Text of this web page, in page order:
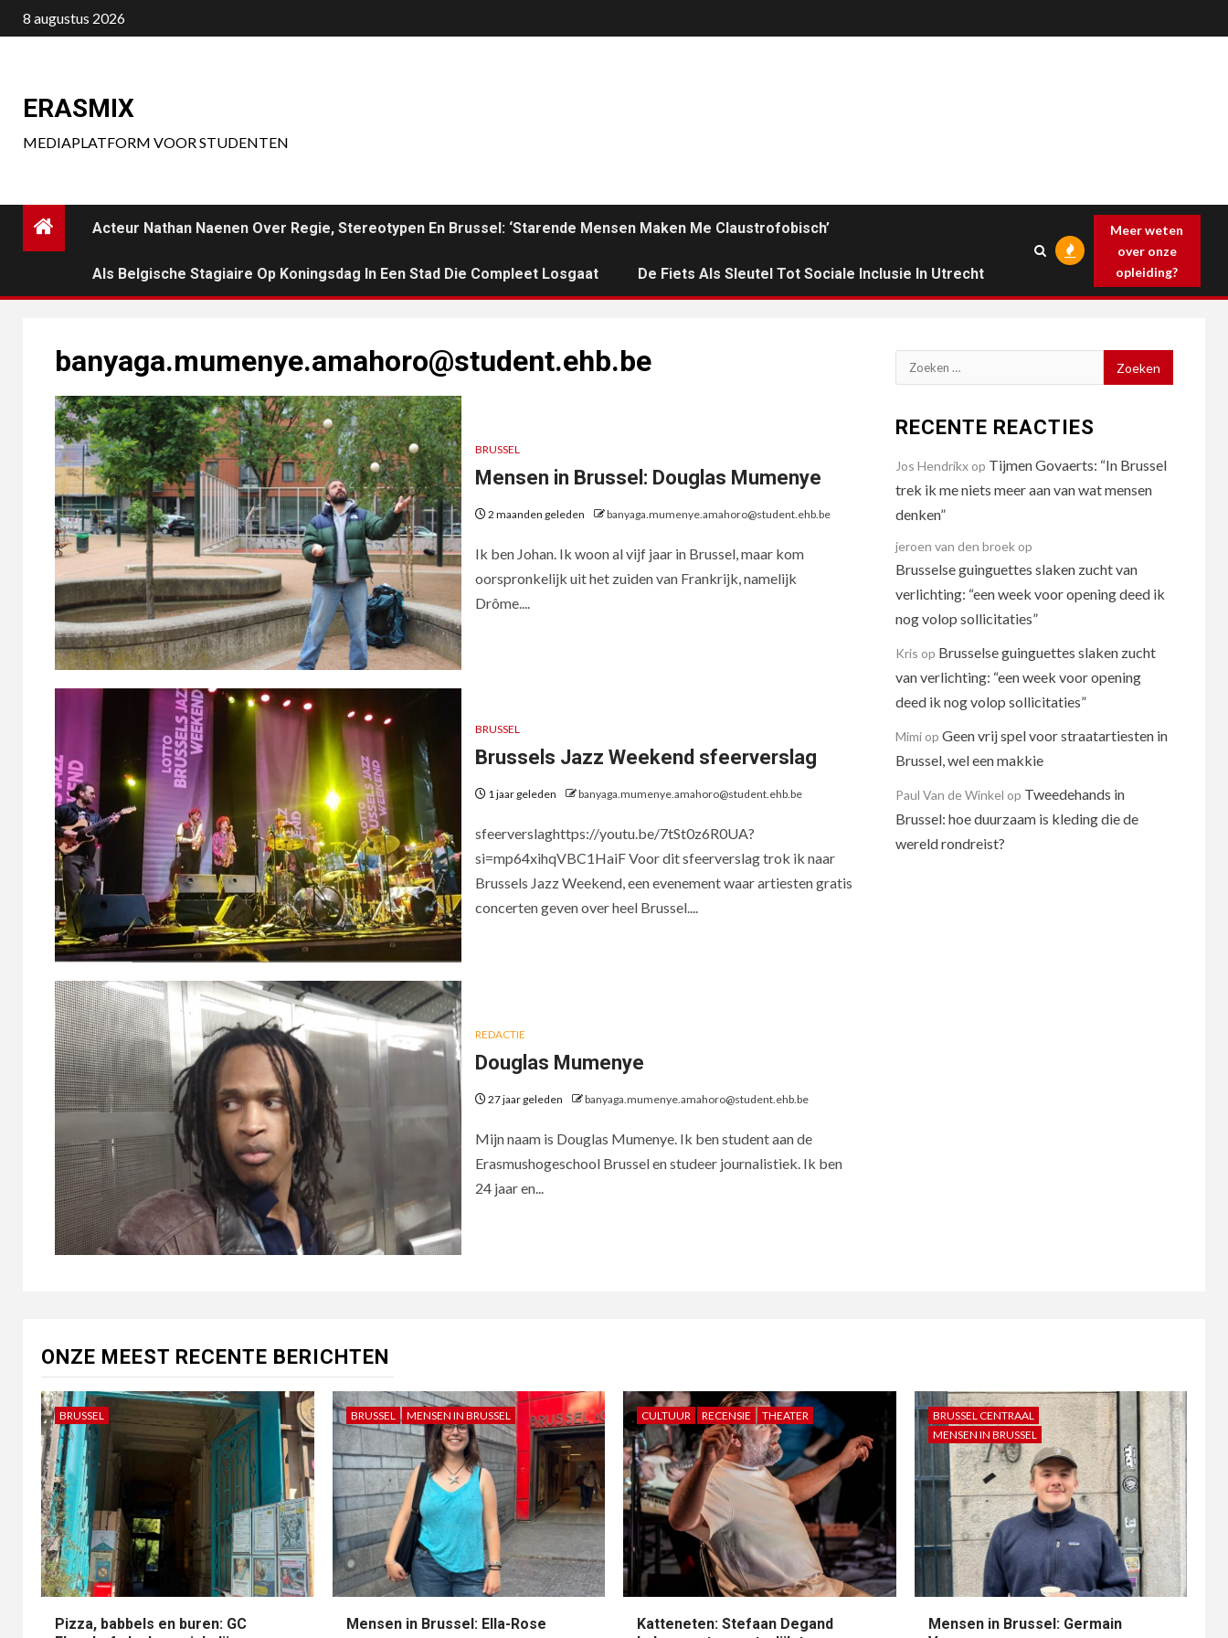
naar
8 augustus 2026
ERASMIX
MEDIAPLATFORM VOOR STUDENTEN
Acteur Nathan Naenen Over Regie, Stereotypen En Brussel: ‘Starende Mensen Maken Me Claustrofobisch’
Als Belgische Stagiaire Op Koningsdag In Een Stad Die Compleet Losgaat De Fiets Als Sleutel Tot Sociale Inclusie In Utrecht
Meer weten
over onze
opleiding?
banyaga.mumenye.amahoro@student.ehb.be
BRUSSEL
Mensen in Brussel: Douglas Mumenye
2 maanden geleden banyaga.mumenye.amahoro@student.ehb.be
Ik ben Johan. Ik woon al vijf jaar in Brussel, maar kom
oorspronkelijk uit het zuiden van Frankrijk, namelijk
Drôme....
BRUSSEL
Brussels Jazz Weekend sfeerverslag
1 jaar geleden banyaga.mumenye.amahoro@student.ehb.be
sfeerverslaghttps://youtu.be/7tSt0z6R0UA?
si=mp64xihqVBC1HaiF Voor dit sfeerverslag trok ik naar
Brussels Jazz Weekend, een evenement waar artiesten gratis
concerten geven over heel Brussel....
REDACTIE
Douglas Mumenye
27 jaar geleden banyaga.mumenye.amahoro@student.ehb.be
Mijn naam is Douglas Mumenye. Ik ben student aan de
Erasmushogeschool Brussel en studeer journalistiek. Ik ben
24 jaar en...
Zoeken
naar:
RECENTE REACTIES
Jos Hendrikxop Tijmen Govaerts: “In Brussel
trek ik me niets meer aan van wat mensen
denken”
jeroen van den broekop
Brusselse guinguettes slaken zucht van
verlichting: “een week voor opening deed ik
nog volop sollicitaties”
Kris op Brusselse guinguettes slaken zucht
van verlichting: “een week voor opening
deed ik nog volop sollicitaties”
Mimiop Geen vrij spel voor straatartiesten in
Brussel, wel een makkie
Paul Van de Winkel op Tweedehands in
Brussel: hoe duurzaam is kleding die de
wereld rondreist?
ONZE MEEST RECENTE BERICHTEN
BRUSSEL
Pizza, babbels en buren: GC
BRUSSEL MENSEN IN BRUSSEL
Mensen in Brussel: Ella-Rose
CULTUUR RECENSIE THEATER
Katteneten: Stefaan Degand
BRUSSEL CENTRAAL
MENSEN IN BRUSSEL
Mensen in Brussel: Germain